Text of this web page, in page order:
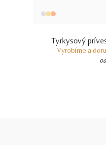
Tyrkysový
Vyrobíme a